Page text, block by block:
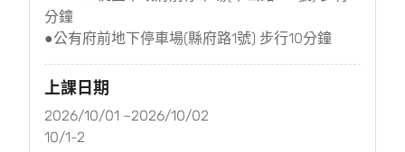
分鐘
●公有府前地下停車場(縣府路1號) 步行10分鐘
上課日期
2026/10/01 ~2026/10/02
10/1-2